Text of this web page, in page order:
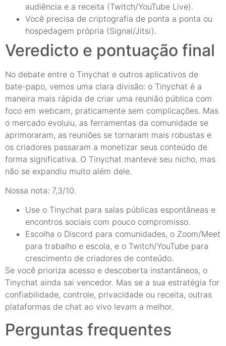
audiência e a receita (Twitch/YouTube Live).
Você precisa de criptografia de ponta a ponta ou
hospedagem própria (Signal/Jitsi).
Veredicto e pontuação final
No debate entre o Tinychat e outros aplicativos de
bate-papo, vemos uma clara divisão: o Tinychat é a
maneira mais rápida de criar uma reunião pública com
foco em webcam, praticamente sem complicações. Mas
o mercado evoluiu, as ferramentas da comunidade se
aprimoraram, as reuniões se tornaram mais robustas e
os criadores passaram a monetizar seus conteúdo de
forma significativa. O Tinychat manteve seu nicho, mas
não se expandiu muito além dele.
Nossa nota: 7,3/10.
Use o Tinychat para salas públicas espontâneas e
encontros sociais com pouco compromisso.
Escolha o Discord para comunidades, o Zoom/Meet
para trabalho e escola, e o Twitch/YouTube para
crescimento de criadores de conteúdo.
Se você prioriza acesso e descoberta instantâneos, o
Tinychat ainda sai vencedor. Mas se a sua estratégia for
confiabilidade, controle, privacidade ou receita, outras
plataformas de chat ao vivo levam a melhor.
Perguntas frequentes